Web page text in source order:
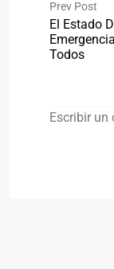
Prev Post
El Estado
Todos
Escribir un